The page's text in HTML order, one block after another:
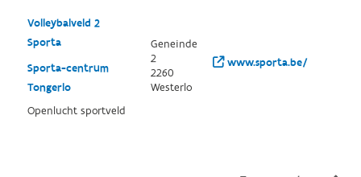
Volleybalveld 2
Sporta
Sporta-centrum
Tongerlo
Openlucht sportveld
Geneinde
2
2260
Westerlo
www.sporta.be/